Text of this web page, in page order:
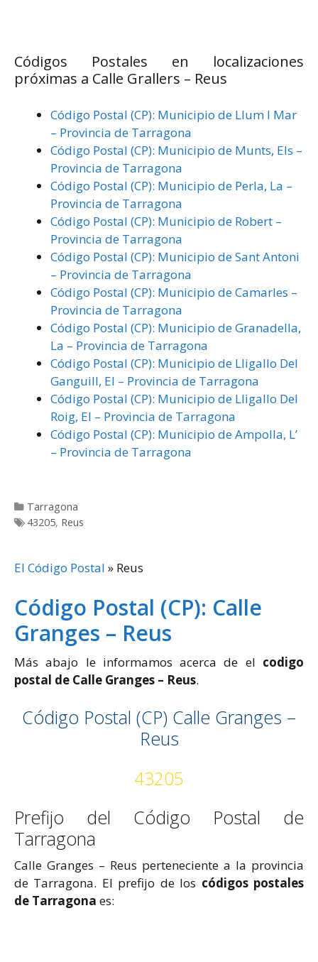
Códigos Postales en localizaciones
próximas a Calle Grallers – Reus
Código Postal (CP): Municipio de Llum I Mar
– Provincia de Tarragona
Código Postal (CP): Municipio de Munts, Els –
Provincia de Tarragona
Código Postal (CP): Municipio de Perla, La –
Provincia de Tarragona
Código Postal (CP): Municipio de Robert –
Provincia de Tarragona
Código Postal (CP): Municipio de Sant Antoni
– Provincia de Tarragona
Código Postal (CP): Municipio de Camarles –
Provincia de Tarragona
Código Postal (CP): Municipio de Granadella,
La – Provincia de Tarragona
Código Postal (CP): Municipio de Lligallo Del
Ganguill, El – Provincia de Tarragona
Código Postal (CP): Municipio de Lligallo Del
Roig, El – Provincia de Tarragona
Código Postal (CP): Municipio de Ampolla, L’
– Provincia de Tarragona
Categorías
Tarragona
Etiquetas
43205, Reus
El Código Postal » Reus
Código Postal (CP): Calle
Granges – Reus
Más abajo le informamos acerca de el codigo
postal de Calle Granges – Reus.
Código Postal (CP) Calle Granges –
Reus
43205
Prefijo del Código Postal de
Tarragona
Calle Granges – Reus perteneciente a la provincia
de Tarragona. El prefijo de los códigos postales
de Tarragona es: